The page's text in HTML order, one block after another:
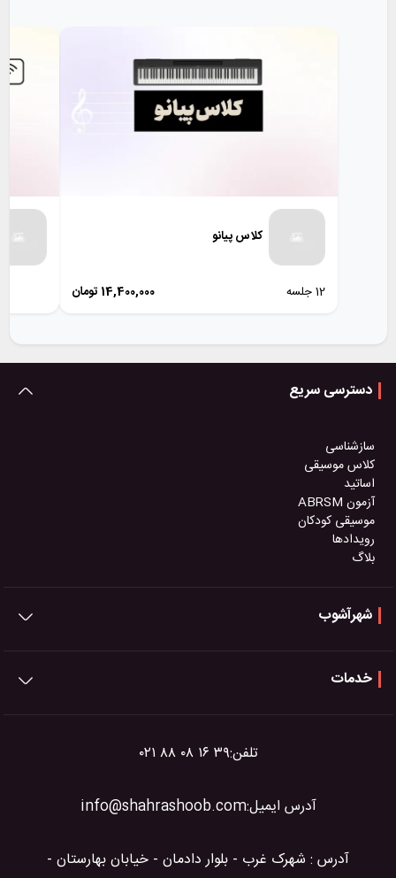
همچنين تدریس در آموزشگاه دف بابل، خانه هنرمندان، گذر موسيقى،
کلاس پیانو
12 جلسه 14,400,000 تومان
تلفن:۰۲۱ ۸۸ ۰۸ ۱۶ ۳۹
آدرس ایمیل:info@shahrashoob.com
آدرس : شهرک غرب - بلوار دادمان - خیابان بهارستان -
دسترسی سریع
سازشناسی
کلاس موسیقی
اساتید
آزمون ABRSM
موسیقی کودکان
رویدادها
بلاگ
شهرآشوب
خدمات